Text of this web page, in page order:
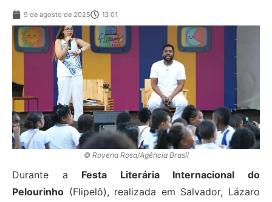
9 de agosto de 2025 13:01
© Rovena Rosa/Agência Brasil
Durante a Festa Literária Internacional do
Pelourinho (Flipelô), realizada em Salvador, Lázaro